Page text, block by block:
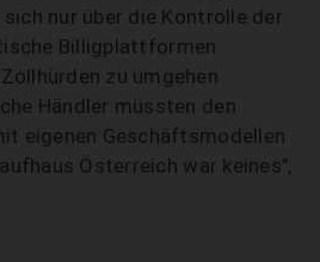
nur über die Kontrolle der
Billigplattformen
zu umgehen
Händler müssten den
eigenen Geschäftsmodellen
Österreich war keines",
SUCHEN